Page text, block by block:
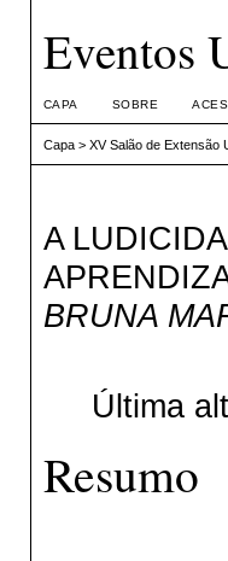
Eventos
CAPA SOBRE
Capa> XV Salão de Extensão
A
BRUNA
Última
Resumo